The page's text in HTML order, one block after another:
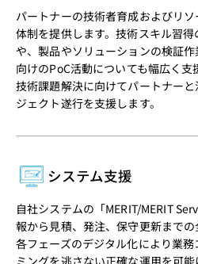
パートナーの技術者育成およびリ
体制を提供します。技術スキル習
や、製品やソリューションの検証
向けのPoC活動についても幅広く
技術課題解決に向けてパートナー
ジェクト遂行を支援します。
システム支援
自社システムの「MERIT/MERIT
報から見積、発注、保守更新までの
各フェーズのデジタル化により業